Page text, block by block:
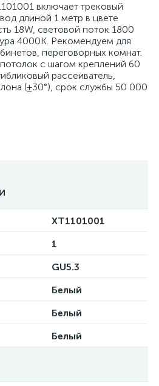
включает трековый
длиной 1 метр в цвете
18W, световой поток 1800
4000K. Рекомендуем для
переговорных комнат.
с шагом креплений 60
рассеиватель,
(±30°), срок службы 50 000
XT1101001
1
GU5.3
Белый
Белый
Белый